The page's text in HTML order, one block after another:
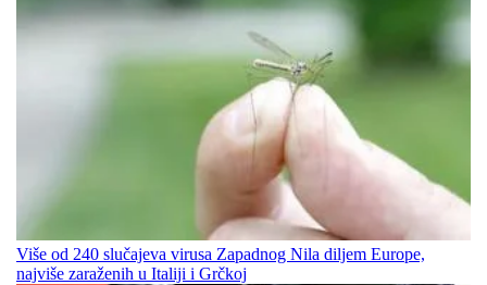
Više od 240 slučajeva virusa Zapadnog Nila diljem Europe,
najviše zaraženih u Italiji i Grčkoj